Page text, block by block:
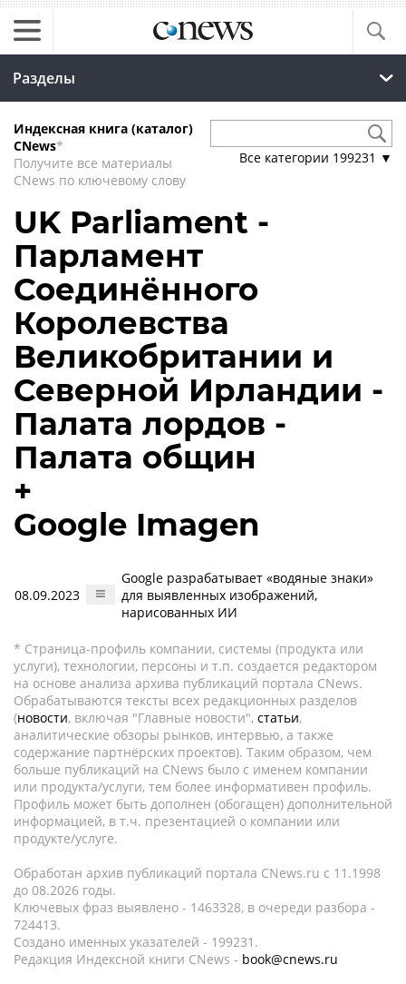
Разделы
Индексная книга (каталог)
CNews*
Получите все материалы
CNews по ключевому слову
Все категории 199231 ▼
UK Parliament -
Парламент
Соединённого
Королевства
Великобритании и
Северной Ирландии -
Палата лордов -
Палата общин
+
Google Imagen
08.09.2023
Google разрабатывает «водяные знаки»
для выявленных изображений,
нарисованных ИИ
* Страница-профиль компании, системы (продукта или
услуги), технологии, персоны и т.п. создается редактором
на основе анализа архива публикаций портала CNews.
Обрабатываются тексты всех редакционных разделов
(новости, включая "Главные новости", статьи,
аналитические обзоры рынков, интервью, а также
содержание партнёрских проектов). Таким образом, чем
больше публикаций на CNews было с именем компании
или продукта/услуги, тем более информативен профиль.
Профиль может быть дополнен (обогащен) дополнительной
информацией, в т.ч. презентацией о компании или
продукте/услуге.
Обработан архив публикаций портала CNews.ru c 11.1998
до 08.2026 годы.
Ключевых фраз выявлено - 1463328, в очереди разбора -
724413.
Создано именных указателей - 199231.
Редакция Индексной книги CNews - book@cnews.ru